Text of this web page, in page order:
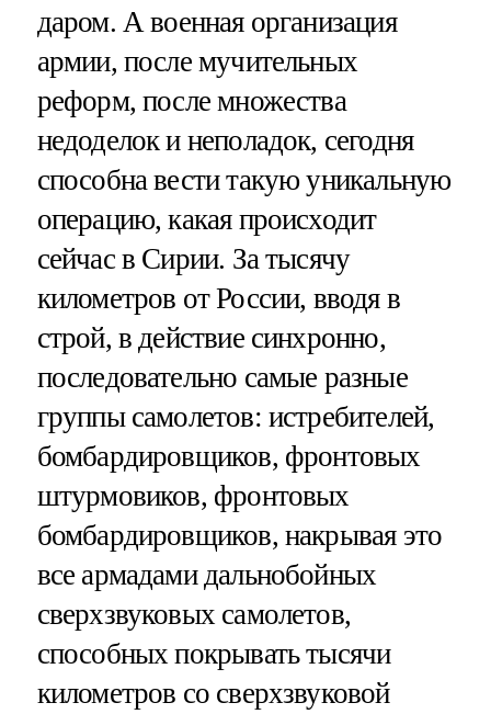
даром. А военная организация
армии, после мучительных
реформ, после множества
недоделок и неполадок, сегодня
способна вести такую уникальную
операцию, какая происходит
сейчас в Сирии. За тысячу
километров от России, вводя в
строй, в действие синхронно,
последовательно самые разные
группы самолетов: истребителей,
бомбардировщиков, фронтовых
штурмовиков, фронтовых
бомбардировщиков, накрывая это
все армадами дальнобойных
сверхзвуковых самолетов,
способных покрывать тысячи
километров со сверхзвуковой